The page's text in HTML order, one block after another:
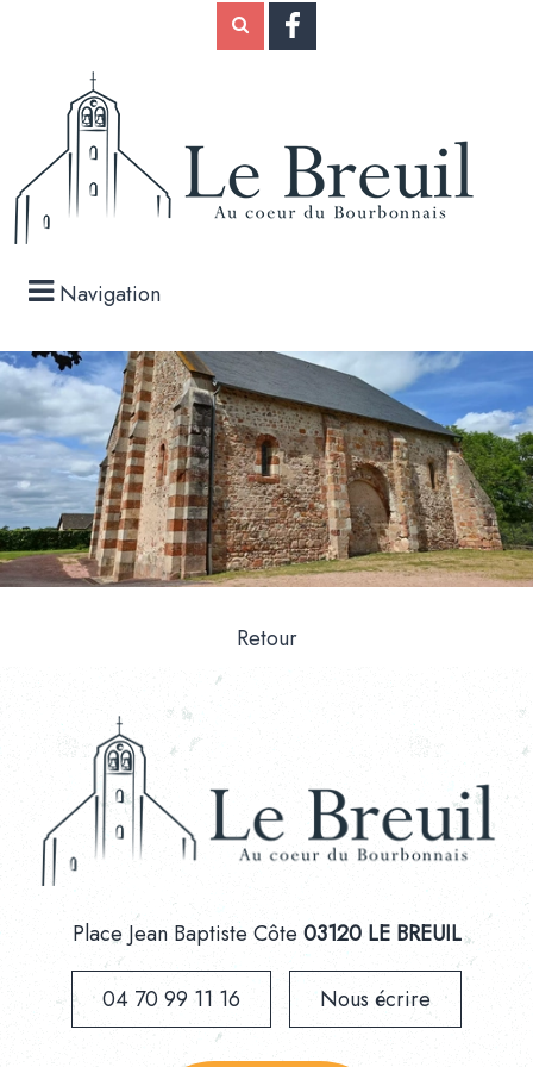
Navigation
Retour
Place Jean Baptiste Côte 03120 LE BREUIL
04 70 99 11 16 Nous écrire